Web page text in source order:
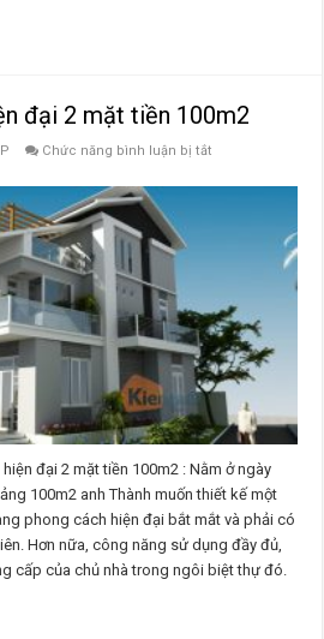
đại 2 mặt tiền 100m2
Chức năng bình luận bị tắt
100m2
đại 2 mặt tiền 100m2 : Nằm ở ngày
100m2 anh Thành muốn thiết kế một
phong cách hiện đại bắt mắt và phải có
Hơn nữa, công năng sử dụng đầy đủ,
cấp của chủ nhà trong ngôi biệt thự đó.